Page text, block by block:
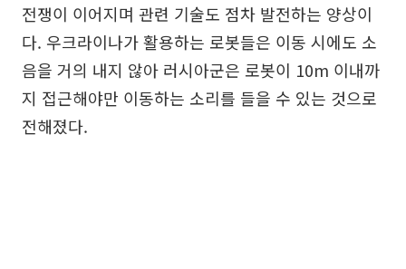
전쟁이 이어지며 관련 기술도 점차 발전하는 양상이
다. 우크라이나가 활용하는 로봇들은 이동 시에도 소
음을 거의 내지 않아 러시아군은 로봇이 10m 이내까
지 접근해야만 이동하는 소리를 들을 수 있는 것으로
전해졌다.